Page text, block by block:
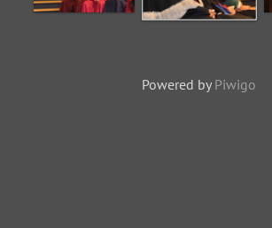
Powered by Piwigo